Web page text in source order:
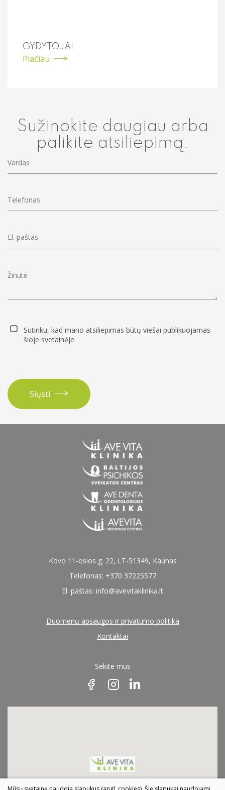
GYDYTOJAI
Plačiau
Sužinokite daugiau arba
palikite atsiliepimą.
Sutinku, kad mano atsiliepimas būtų viešai publikuojamas
šioje svetainėje
Siųsti
Kovo 11-osios g. 22, LT-51349, Kaunas
Telefonas: +370 37225577
El. paštas: info@avevitaklinika.lt
Duomenų apsaugos ir privatumo politika
Kontaktai
Sekite mus